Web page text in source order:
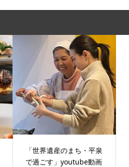
「世界遺産のまち・平泉
で過ごす」youtube動画